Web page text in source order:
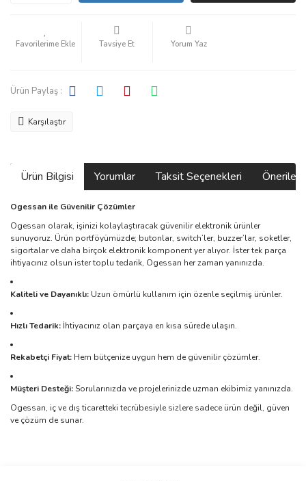
Tavsiye Et Yorum Yaz
Ürün Paylaş :
Karşılaştır
Ürün Bilgisi Yorumlar Taksit Seçenekleri
Ogessan ile Güvenilir Çözümler
Ogessan olarak, işinizi kolaylaştıracak güvenilir elektronik ürünler
sunuyoruz. Ürün portföyümüzde; butonlar, switch’ler, buzzer’lar, soketler,
sigortalar ve daha birçok elektronik komponent yer alıyor. İster tek parça
ihtiyacınız olsun ister toplu tedarik, Ogessan her zaman yanınızda.
Kaliteli ve Dayanıklı: Uzun ömürlü kullanım için özenle seçilmiş ürünler.
Hızlı Tedarik: İhtiyacınız olan parçaya en kısa sürede ulaşın.
Rekabetçi Fiyat: Hem bütçenize uygun hem de güvenilir çözümler.
Müşteri Desteği:Sorularınızda ve projelerinizde uzman ekibimiz yanınızda.
Ogessan, iç ve dış ticaretteki tecrübesiyle sizlere sadece ürün değil, güven
ve çözüm de sunar.